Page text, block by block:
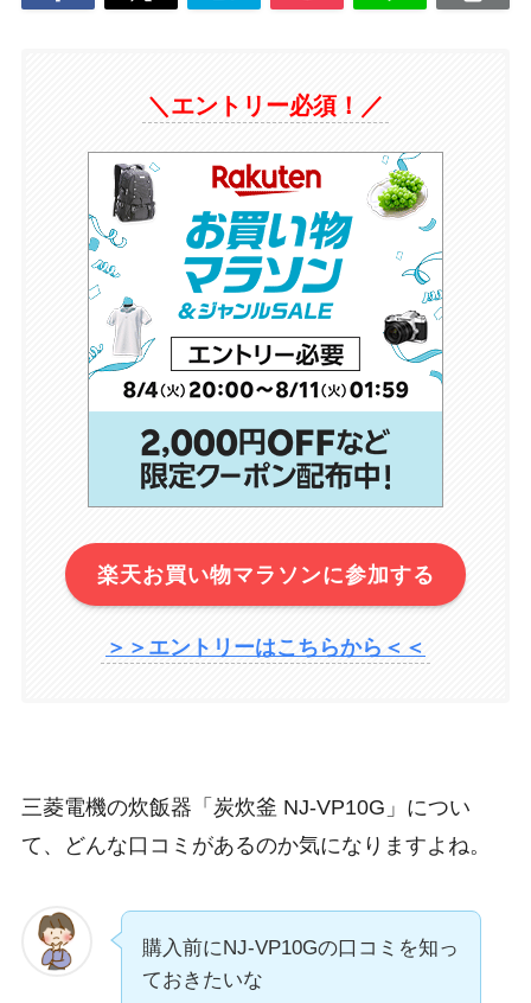
＼エントリー必須！／
楽天お買い物マラソンに参加する
＞＞エントリーはこちらから＜＜
三菱電機の炊飯器「炭炊釜 NJ-VP10G」につい
て、どんな口コミがあるのか気になりますよね。
購入前にNJ-VP10Gの口コミを知っ
ておきたいな